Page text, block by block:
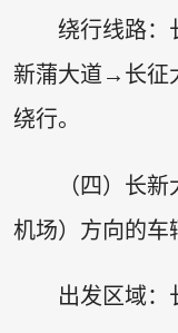
绕行线路：
新蒲大道→长征
绕行。
（四）长
机场）方向的车
出发区域：